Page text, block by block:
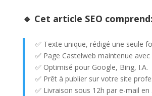
🔹 Cet article SEO comprend:
✅ Texte unique, rédigé une seule
✅ Page Castelweb maintenue
✅ Optimisé pour Google, Bing, I.A.
✅ Prêt à publier sur votre site
✅ Livraison sous 12h par e-mail en